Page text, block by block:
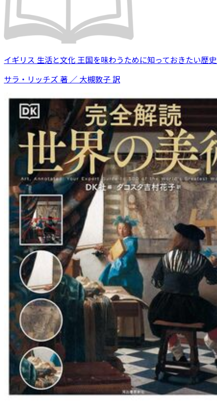
イギリス 生活と文化 王国を味わうために知っておきたい歴
サラ・リッチズ 著 ／ 大槻敦子 訳